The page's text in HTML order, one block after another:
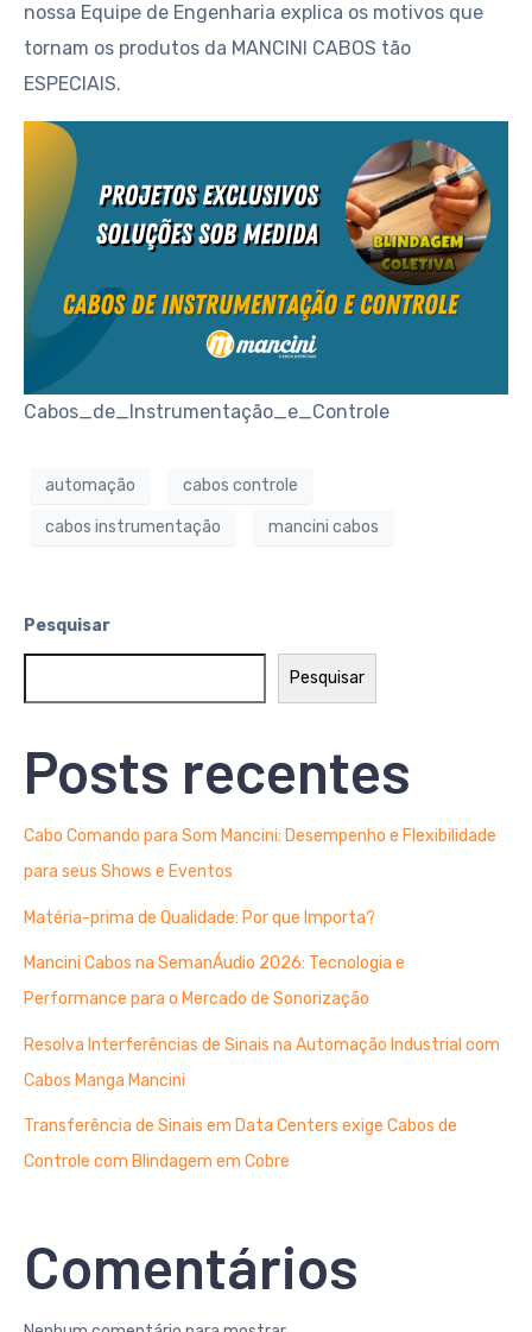
nossa Equipe de Engenharia explica os motivos que
tornam os produtos da MANCINI CABOS tão
ESPECIAIS.
Cabos_de_Instrumentação_e_Controle
automação cabos controle
cabos instrumentação mancini cabos
Pesquisar
Pesquisar
Posts recentes
Cabo Comando para Som Mancini: Desempenho e Flexibilidade
para seus Shows e Eventos
Matéria-prima de Qualidade: Por que Importa?
Mancini Cabos na SemanÁudio 2026: Tecnologia e
Performance para o Mercado de Sonorização
Resolva Interferências de Sinais na Automação Industrial com
Cabos Manga Mancini
Transferência de Sinais em Data Centers exige Cabos de
Controle com Blindagem em Cobre
Comentários